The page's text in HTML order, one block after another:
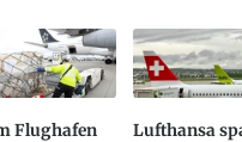
Flughafen
Lufthansa